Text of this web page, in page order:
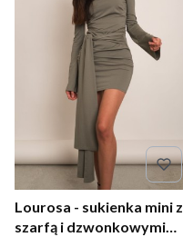
Lourosa - sukienka mini z
szarfą i dzwonkowymi